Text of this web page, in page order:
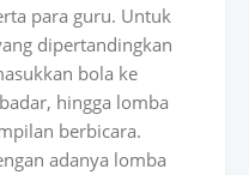
para guru. Untuk
dipertandingkan
bola ke
hingga lomba
berbicara.
adanya lomba